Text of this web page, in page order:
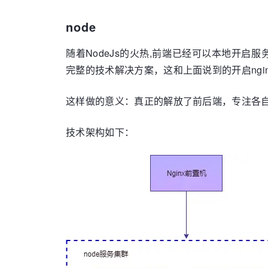
node
随着NodeJs的火热,前端已经可以本地开启
完整的技术解决方案，这和上面说到的开启
这样做的意义：真正的解放了前后端，专注各
技术架构如下：